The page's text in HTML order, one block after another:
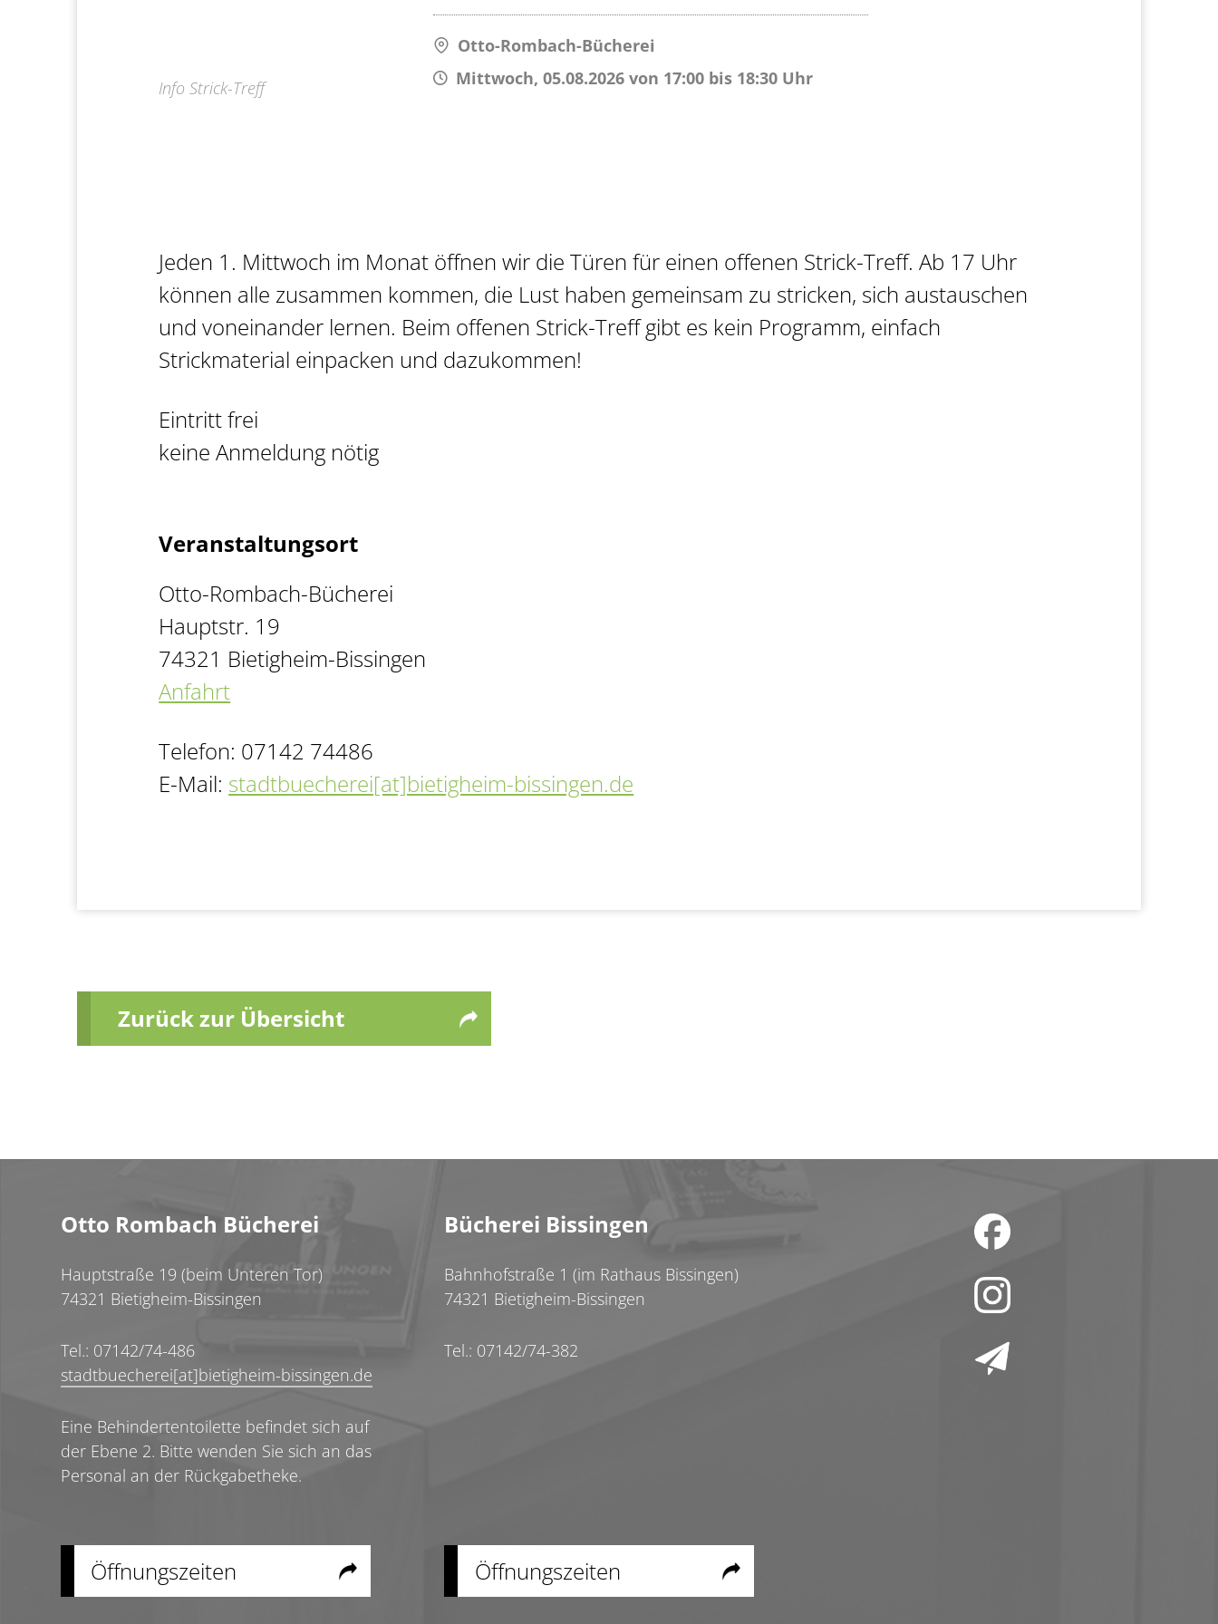
Info Strick-Treff
Otto-Rombach-Bücherei
Mittwoch, 05.08.2026 von 17:00 bis 18:30 Uhr
Jeden 1. Mittwoch im Monat öffnen wir die Türen für einen offenen Strick-Treff. Ab 17 Uhr
können alle zusammen kommen, die Lust haben gemeinsam zu stricken, sich austauschen
und voneinander lernen. Beim offenen Strick-Treff gibt es kein Programm, einfach
Strickmaterial einpacken und dazukommen!
Eintritt frei
keine Anmeldung nötig
Veranstaltungsort
Otto-Rombach-Bücherei
Hauptstr. 19
74321 Bietigheim-Bissingen
Anfahrt
Telefon: 07142 74486
E-Mail: stadtbuecherei[at]bietigheim-bissingen.de
Zurück zur Übersicht
Otto Rombach Bücherei
Hauptstraße 19 (beim Unteren Tor)
74321 Bietigheim-Bissingen
Tel.: 07142/74-486
stadtbuecherei[at]bietigheim-bissingen.de
Öffnungszeiten
Eine Behindertentoilette befindet sich auf
der Ebene 2. Bitte wenden Sie sich an das
Personal an der Rückgabetheke.
Bücherei Bissingen
Bahnhofstraße 1 (im Rathaus Bissingen)
74321 Bietigheim-Bissingen
Tel.: 07142/74-382
Öffnungszeiten